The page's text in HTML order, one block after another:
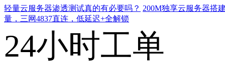
轻量云服务器渗透测试真的有必要吗？ 200M独享云服务器搭
量，三网4837直连，低延迟+全解锁
24小时工单